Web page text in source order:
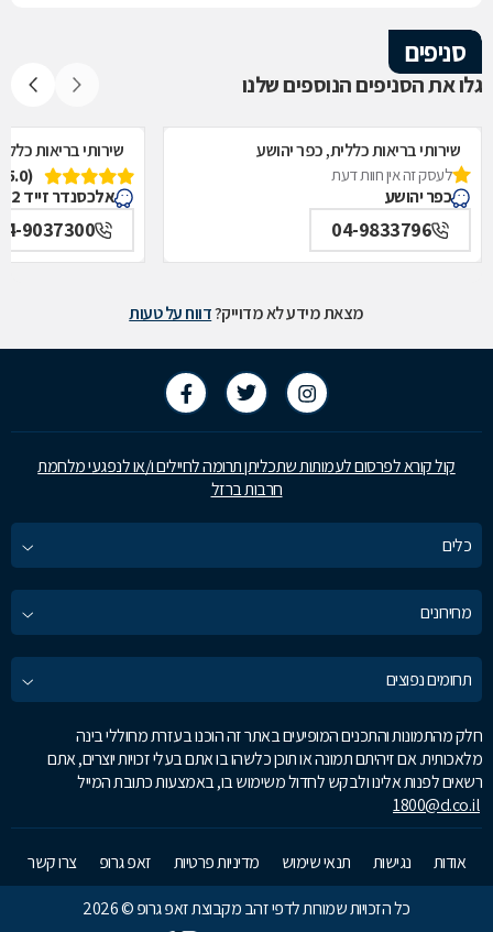
סניפים
גלו את הסניפים הנוספים שלנו
שירותי בריאות כללית, כפר יהושע
לעסק זה אין חוות דעת
כפר יהושע
04-9833796
שירותי בריאות
(5.0)
אלכסנדר זייד 2, קרית טבעון
9037300
מצאת מידע לא מדוייק?דווח על טעות
קול קורא לפרסום לעמותות שתכליתן תרומה לחיילים ו/או לנפגעי מלחמת
חרבות ברזל
כלים
מחירונים
תחומים נפוצים
חלק מהתמונות והתכנים המופיעים באתר זה הוכנו בעזרת מחוללי בינה
מלאכותית. אם זיהיתם תמונה או תוכן כלשהו בו אתם בעלי זכויות יוצרים, אתם
רשאים לפנות אלינו ולבקש לחדול משימוש בו, באמצעות כתובת המייל
1800@d.co.il
אודות נגישות תנאי שימוש מדיניות פרטיות זאפ גרופ
צרו קשר
כל הזכויות שמורות לדפי זהב מקבוצת זאפ גרופ © 2026